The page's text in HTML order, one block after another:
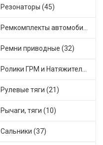
Резонаторы (45)
Ремкомплекты автомобильные (44)
Ремни приводные (32)
Ролики ГРМ и Натяжители (36)
Рулевые тяги (21)
Рычаги, тяги (10)
Сальники (37)